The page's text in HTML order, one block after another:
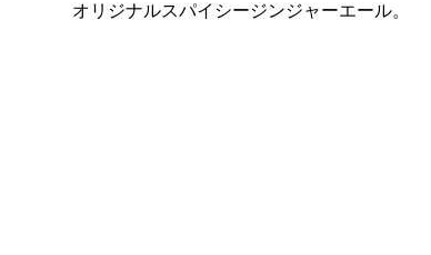
オリジナルスパイシージンジャーエール。